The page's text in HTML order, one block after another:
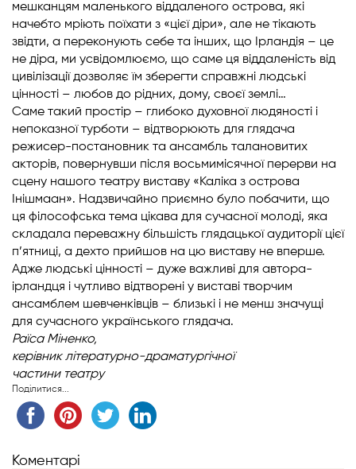
мешканцям маленького віддаленого острова, які
начебто мріють поїхати з «цієї діри», але не тікають
звідти, а переконують себе та інших, що Ірландія – це
не діра, ми усвідомлюємо, що саме ця віддаленість від
цивілізації дозволяє їм зберегти справжні людські
цінності – любов до рідних, дому, своєї землі…
Саме такий простір – глибоко духовної людяності і
непоказної турботи – відтворюють для глядача
режисер-постановник та ансамбль талановитих
акторів, повернувши після восьмимісячної перерви на
сцену нашого театру виставу «Каліка з острова
Інішмаан». Надзвичайно приємно було побачити, що
ця філософська тема цікава для сучасної молоді, яка
складала переважну більшість глядацької аудиторії цієї
п’ятниці, а дехто прийшов на цю виставу не вперше.
Адже людські цінності – дуже важливі для автора-
ірландця і чутливо відтворені у виставі творчим
ансамблем шевченківців – близькі і не менш значущі
для сучасного українського глядача.
Раїса Міненко,
керівник літературно-драматургічної
частини театру
Поділитися...
Коментарі